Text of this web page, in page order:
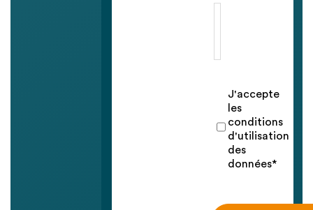
J'accepte
les
conditions
d'utilisation
des
données*